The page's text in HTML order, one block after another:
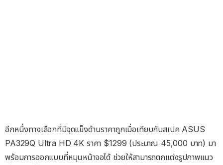
อีกหนึ่งทางเลือกที่มีจุดแข็งด้านราคาถูกเมื่อเทียบกับสเปค ASUS
PA329Q Ultra HD 4K ราคา $1299 (ประมาณ 45,000 บาท) มา
พร้อมการออกแบบที่หมุนหน้าจอได้ ช่วยให้สามารถตกแต่งรูปภาพแนว